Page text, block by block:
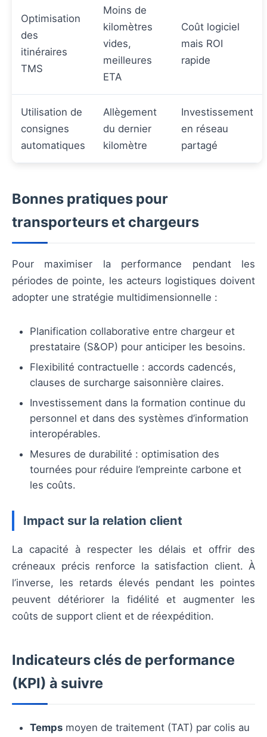
Optimisation
des
itinéraires
TMS
Moins de
kilomètres
vides,
meilleures
ETA
Coût logiciel
mais ROI
rapide
Utilisation de
consignes
automatiques
Allègement
du dernier
kilomètre
Investissement
en réseau
partagé
Bonnes pratiques pour
transporteurs et chargeurs
Pour maximiser la performance pendant les
périodes de pointe, les acteurs logistiques doivent
adopter une stratégie multidimensionnelle :
Planification collaborative entre chargeur et
prestataire (S&OP) pour anticiper les besoins.
Flexibilité contractuelle : accords cadencés,
clauses de surcharge saisonnière claires.
Investissement dans la formation continue du
personnel et dans des systèmes d’information
interopérables.
Mesures de durabilité : optimisation des
tournées pour réduire l’empreinte carbone et
les coûts.
Impact sur la relation client
La capacité à respecter les délais et offrir des
créneaux précis renforce la satisfaction client. À
l’inverse, les retards élevés pendant les pointes
peuvent détériorer la fidélité et augmenter les
coûts de support client et de réexpédition.
Indicateurs clés de performance
(KPI) à suivre
Temps moyen de traitement (TAT) par colis au